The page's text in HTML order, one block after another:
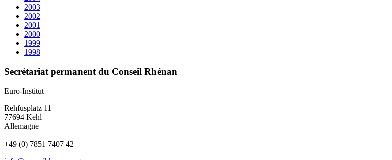
2003
2002
2001
2000
1999
1998
Secrétariat permanent du Conseil Rhénan
Euro-Institut
Rehfusplatz 11
77694 Kehl
Allemagne
+49 (0) 7851 7407 42